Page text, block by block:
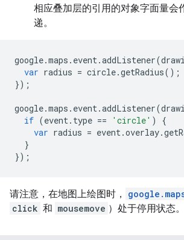
相应叠加层的引用的对象字面量会
递。
google.maps . event.addListener(
var radius = circle.getRadius();
});
google.maps . event.addListener(
if (event. type == 'circle' )
{
var radius = event.overlay.
}
});
请注意，在地图上绘图时，
click 和 mousemove ）处于停用状态。